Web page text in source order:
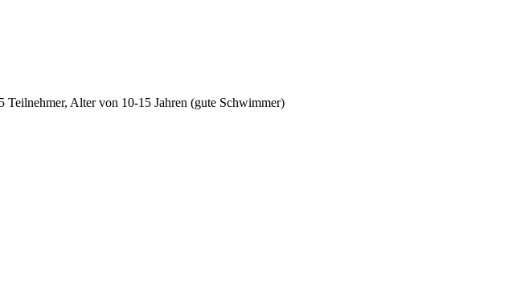
Teilnehmer, Alter von 10-15 Jahren (gute Schwimmer)